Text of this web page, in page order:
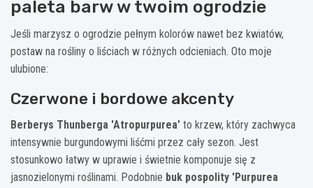
paleta barw w twoim ogrodzie
Jeśli marzysz o ogrodzie pełnym kolorów nawet bez kwiatów,
postaw na rośliny o liściach w różnych odcieniach. Oto moje
ulubione:
Czerwone i bordowe akcenty
Berberys Thunberga 'Atropurpurea’ to krzew, który zachwyca
intensywnie burgundowymi liśćmi przez cały sezon. Jest
stosunkowo łatwy w uprawie i świetnie komponuje się z
jasnozielonymi roślinami. Podobnie buk pospolity 'Purpurea